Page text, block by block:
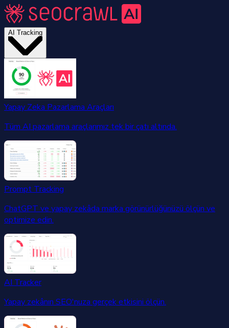
AI Tracking
Yapay Zeka Pazarlama Araçları
Tüm AI pazarlama araçlarımız tek bir çatı altında.
Prompt Tracking
ChatGPT ve yapay zekâda marka görünürlüğünüzü ölçün ve
optimize edin.
AI Tracker
Yapay zekânın SEO'nuza gerçek etkisini ölçün.